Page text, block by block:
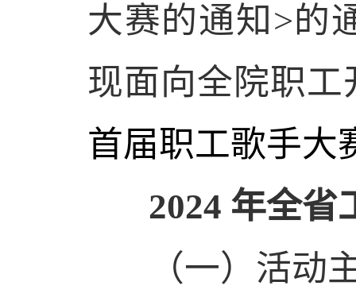
大赛的通知>的
现面向全院职工
首届职工歌手大
2024 年全省
（一） 活动